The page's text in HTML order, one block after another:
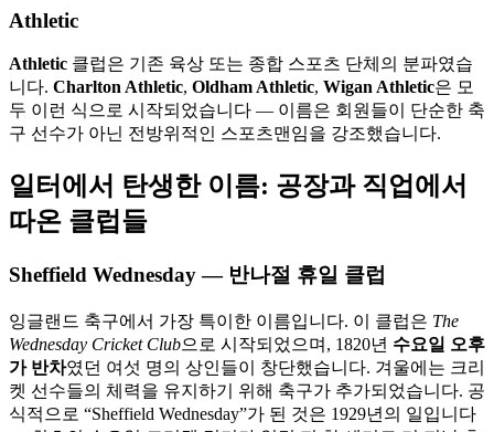
Athletic
Athletic 클럽은 기존 육상 또는 종합 스포츠 단체의 분파였습
니다. Charlton Athletic, Oldham Athletic, Wigan Athletic은 모
두 이런 식으로 시작되었습니다 — 이름은 회원들이 단순한 축
구 선수가 아닌 전방위적인 스포츠맨임을 강조했습니다.
일터에서 탄생한 이름: 공장과 직업에서
따온 클럽들
Sheffield Wednesday — 반나절 휴일 클럽
잉글랜드 축구에서 가장 특이한 이름입니다. 이 클럽은 The
Wednesday Cricket Club으로 시작되었으며, 1820년 수요일 오후
가 반차였던 여섯 명의 상인들이 창단했습니다. 겨울에는 크리
켓 선수들의 체력을 유지하기 위해 축구가 추가되었습니다. 공
식적으로 “Sheffield Wednesday”가 된 것은 1929년의 일입니다